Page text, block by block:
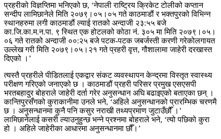
प्रहरीको विज्ञप्तिमा भनिएको छ, ‘नेपाली राष्ट्रिय क्रिकेट टोलीको कप्‍तान
सन्दीप लामिछानेले मिति २०७९।०५।०५ गते काठमाडौं र भक्तपुरको विभिन्न
स्थानहरुमा लगी काठमाडौं ल्याई रातको अन्दाजी २३:५५ बजे
का.जि.का.म.न.पा. ९ स्थित एक होटलको कोठा नं. ३०५ मा मिति २०७९।०५।
०६ गते रातको अन्दाजी ००:२५ बजे पटक-पटक जबर्जस्ती करणी गरेकोलगायत
उल्लेख गरी मिति २०७९।०५।२१ गते प्रहरी वृत्त, गौशालामा जाहेरी दरखास्त
दिएको ।’
त्यस्तै प्रहरीले पीडितलाई एकद्वार संकट व्यवस्थापन केन्द्रमा विस्तृत स्वास्थ्य
परीक्षण गरिएको जनाएको छ । काठमाडौं प्रहरी परिसर प्रमुख एसएसपी
भरतबहादुर बोहराले जाहेरी दर्ता गरेर अनुसन्धान अघि बढाइएको बताएका छन् ।
कान्तिपुरसँगको कुराकानीमा उनले भने, ‘अहिले अनुसन्धानको प्रारम्भिक चरणमै
छ । अनुसन्धानमा कुनै पनि कसुर नराखी तथ्यप्रमाण जुटाउँछौँ ।’
लामिछानेलाई कसरी ल्याउनुहुन्छ भन्ने प्रश्नमा बोहराले भने, ‘त्यो पछिको कुरा
हो । अहिले जाहेरीका आधारमा अनुसन्धानमा छौँ।’